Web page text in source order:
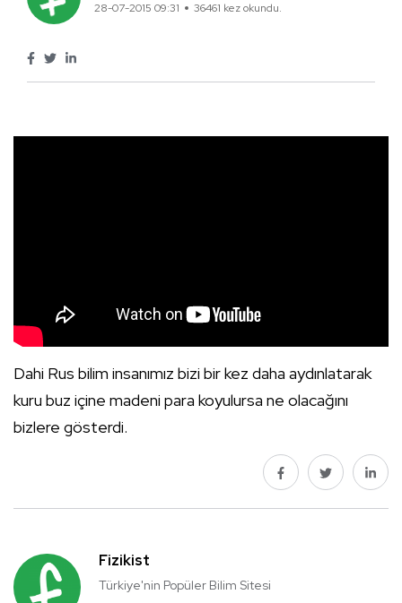
28-07-2015 09:31 36461 kez okundu.
Dahi Rus bilim insanımız bizi bir kez daha aydınlatarak
kuru buz içine madeni para koyulursa ne olacağını
bizlere gösterdi.
Fizikist
Türkiye'nin Popüler Bilim Sitesi